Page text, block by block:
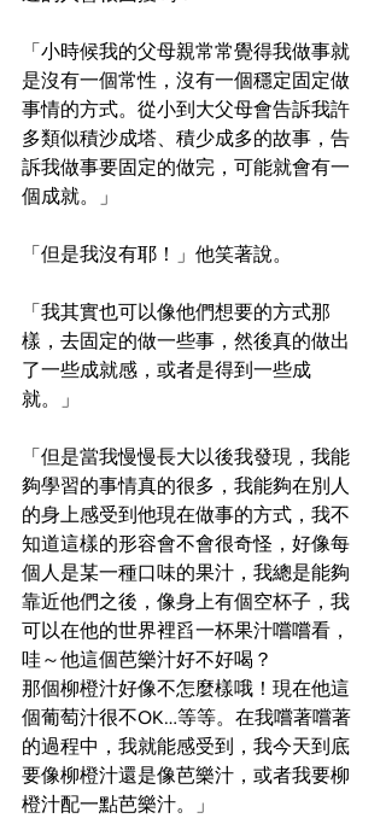
「小時候我的父母親常常覺得我做事就
是沒有一個常性，沒有一個穩定固定做
事情的方式。從小到大父母會告訴我許
多類似積沙成塔、積少成多的故事，告
訴我做事要固定的做完，可能就會有一
個成就。」
「但是我沒有耶！」他笑著說。
「我其實也可以像他們想要的方式那
樣，去固定的做一些事，然後真的做出
了一些成就感，或者是得到一些成
就。」
「但是當我慢慢長大以後我發現，我能
夠學習的事情真的很多，我能夠在別人
的身上感受到他現在做事的方式，我不
知道這樣的形容會不會很奇怪，好像每
個人是某一種口味的果汁，我總是能夠
靠近他們之後，像身上有個空杯子，我
可以在他的世界裡舀一杯果汁嚐嚐看，
哇～他這個芭樂汁好不好喝？
那個柳橙汁好像不怎麼樣哦！現在他這
個葡萄汁很不OK…等等。在我嚐著嚐著
的過程中，我就能感受到，我今天到底
要像柳橙汁還是像芭樂汁，或者我要柳
橙汁配一點芭樂汁。」